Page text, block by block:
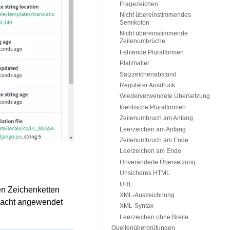
Zeichenketten
angewendet
Fragezeichen
Nicht übereinstimmendes
Semikolon
Nicht übereinstimmende
Zeilenumbrüche
Fehlende Pluralformen
Platzhalter
Satzzeichenabstand
Regulärer Ausdruck
Wiederverwendete Übersetzung
Identische Pluralformen
Zeilenumbruch am Anfang
Leerzeichen am Anfang
Zeilenumbruch am Ende
Leerzeichen am Ende
Unveränderte Übersetzung
Unsicheres HTML
URL
XML-Auszeichnung
XML-Syntax
Leerzeichen ohne Breite
Quellenüberprüfungen